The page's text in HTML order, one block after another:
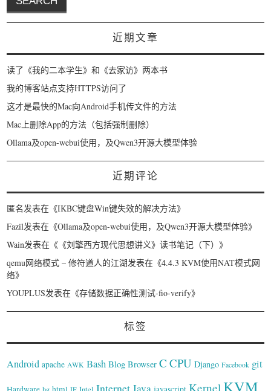
近期文章
读了《我的二本学生》和《去家访》两本书
我的博客站点支持HTTPS访问了
这才是最快的Mac向Android手机传文件的方法
Mac上删除App的方法（包括强制删除）
Ollama及open-webui使用，及Qwen3开源大模型体验
近期评论
匿名发表在《IKBC键盘Win键失效的解决方法》
Fazil发表在《Ollama及open-webui使用，及Qwen3开源大模型体验》
Wain发表在《 《刘擎西方现代思想讲义》读书笔记（下）》
qemu网络模式 – 修符道人的江湖发表在《4.4.3 KVM使用NAT模式网
络》
YOUPLUS发表在《存储数据正确性测试-fio-verify》
标签
Android apache AWK Bash Blog Browser C CPU Django Facebook git
IE Internet Java Kernel KVM